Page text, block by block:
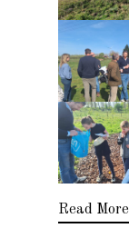
Read More